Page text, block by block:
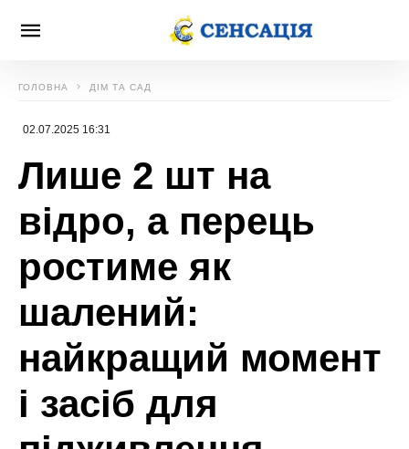
ГОЛОВНА ДІМ ТА САД
02.07.2025 16:31
Лише 2 шт на
відро, а перець
ростиме як
шалений:
найкращий момент
і засіб для